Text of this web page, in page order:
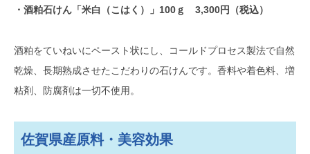
・酒粕石けん「米白（こはく）」100ｇ 3,300円（税込）
酒粕をていねいにペースト状にし、コールドプロセス製法で自然
乾燥、長期熟成させたこだわりの石けんです。香料や着色料、増
粘剤、防腐剤は一切不使用。
佐賀県産原料・美容効果